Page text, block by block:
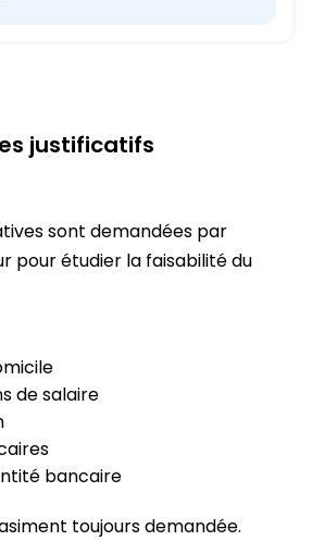
justificatifs
sont demandées par
pour étudier la faisabilité du
de salaire
bancaire
toujours demandée.